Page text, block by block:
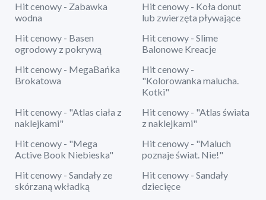
Hit cenowy - Zabawka
wodna
Hit cenowy - Koła donut
lub zwierzęta pływające
Hit cenowy - Basen
ogrodowy z pokrywą
Hit cenowy - Slime
Balonowe Kreacje
Hit cenowy - MegaBańka
Brokatowa
Hit cenowy -
"Kolorowanka malucha.
Kotki"
Hit cenowy - "Atlas ciała z
naklejkami"
Hit cenowy - "Atlas świata
z naklejkami"
Hit cenowy - "Mega
Active Book Niebieska"
Hit cenowy - "Maluch
poznaje świat. Nie!"
Hit cenowy - Sandały ze
skórzaną wkładką
Hit cenowy - Sandały
dziecięce